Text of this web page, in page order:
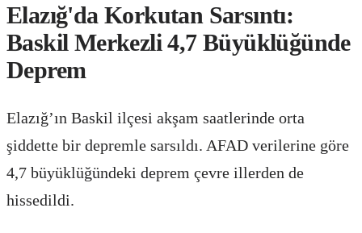
Elazığ'da Korkutan Sarsıntı:
Baskil Merkezli 4,7 Büyüklüğünde
Deprem
Elazığ’ın Baskil ilçesi akşam saatlerinde orta
şiddette bir depremle sarsıldı. AFAD verilerine göre
4,7 büyüklüğündeki deprem çevre illerden de
hissedildi.